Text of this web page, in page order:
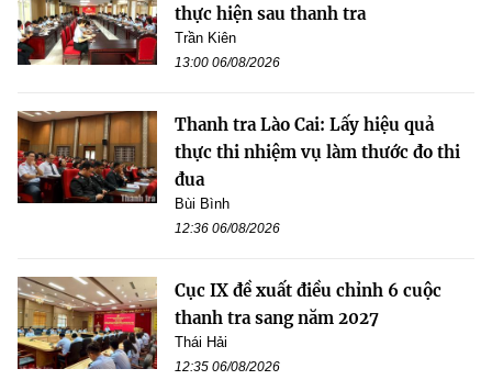
thực hiện sau thanh tra
Trần Kiên
13:00 06/08/2026
Thanh tra Lào Cai: Lấy hiệu quả
thực thi nhiệm vụ làm thước đo thi
đua
Bùi Bình
12:36 06/08/2026
Cục IX đề xuất điều chỉnh 6 cuộc
thanh tra sang năm 2027
Thái Hải
12:35 06/08/2026